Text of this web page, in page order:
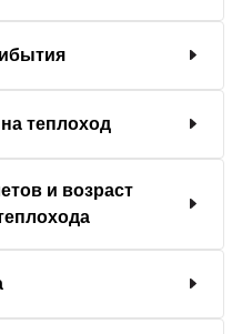
теплоход
и возраст